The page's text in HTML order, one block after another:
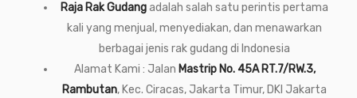
Raja Rak Gudangadalah salah satu perintis pertama
kali yang menjual, menyediakan, dan menawarkan
berbagai jenis rak gudang di Indonesia
Alamat Kami : Jalan Mastrip No. 45A RT.7/RW.3,
Rambutan, Kec. Ciracas, Jakarta Timur, DKI Jakarta